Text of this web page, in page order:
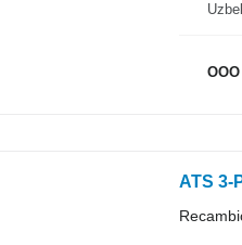
ATS 3-